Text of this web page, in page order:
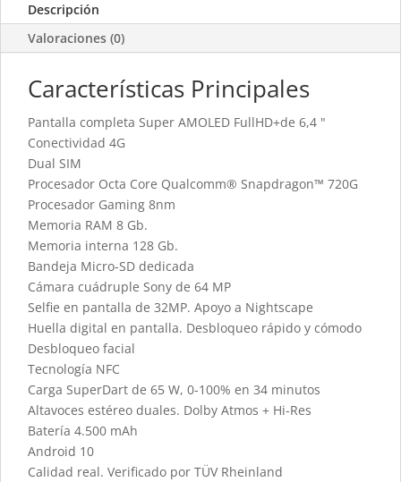
Descripción
Valoraciones (0)
Características Principales
Pantalla completa Super AMOLED FullHD+de 6,4 "
Conectividad 4G
Dual SIM
Procesador Octa Core Qualcomm® Snapdragon™ 720G
Procesador Gaming 8nm
Memoria RAM 8 Gb.
Memoria interna 128 Gb.
Bandeja Micro-SD dedicada
Cámara cuádruple Sony de 64 MP
Selfie en pantalla de 32MP. Apoyo a Nightscape
Huella digital en pantalla. Desbloqueo rápido y cómodo
Desbloqueo facial
Tecnología NFC
Carga SuperDart de 65 W, 0-100% en 34 minutos
Altavoces estéreo duales. Dolby Atmos + Hi-Res
Batería 4.500 mAh
Android 10
Calidad real. Verificado por TÜV Rheinland